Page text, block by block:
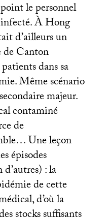
le personnel
À Hong
d’ailleurs un
de Canton
dans sa
Même scénario
majeur.
contaminé
de
Une leçon
épisodes
: la
de cette
d’où la